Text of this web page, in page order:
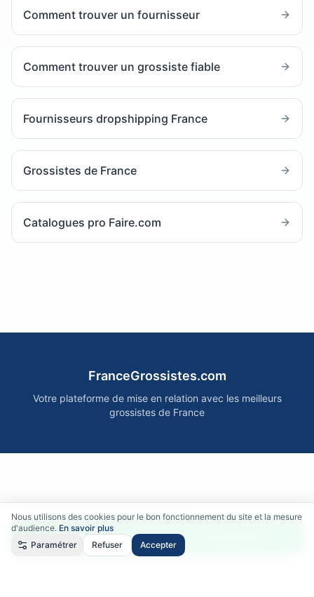
Nous utilisons des cookies pour le bon fonctionnement du site et la mesure
d'audience. En savoir plus
Paramétrer
Refuser Accepter
Comment trouver un fournisseur
Comment trouver un grossiste fiable
Fournisseurs dropshipping France
Grossistes de France
Catalogues pro Faire.com
Accéder gratuitement aux fournisseurs
FranceGrossistes.com
Votre plateforme de mise en relation avec les meilleurs
grossistes de France